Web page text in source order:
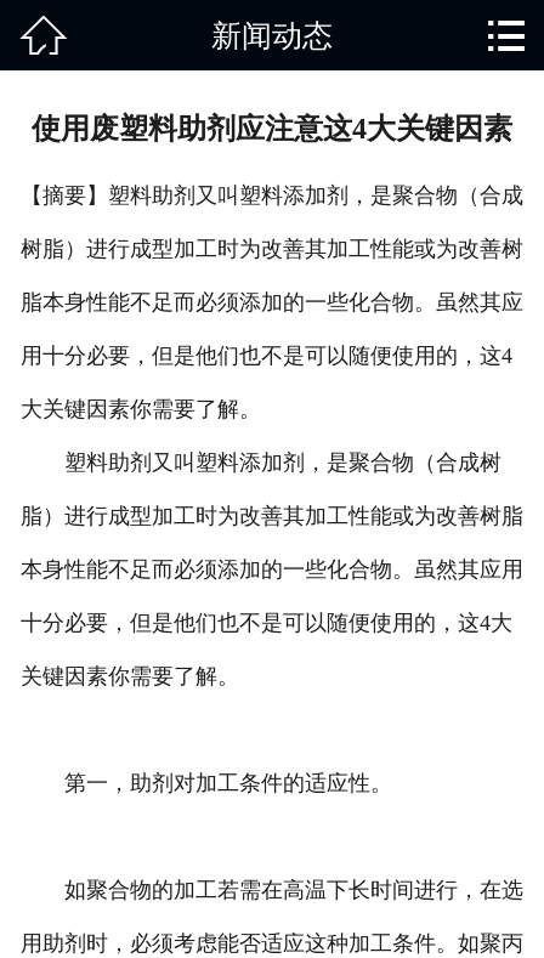
免责说明
 新闻动态 
使用废塑料助剂应注意这4大关键因素
【摘要】塑料助剂又叫塑料添加剂，是聚合物（合成
树脂）进行成型加工时为改善其加工性能或为改善树
脂本身性能不足而必须添加的一些化合物。虽然其应
用十分必要，但是他们也不是可以随便使用的，这4
大关键因素你需要了解。
塑料助剂又叫塑料添加剂，是聚合物（合成树
脂）进行成型加工时为改善其加工性能或为改善树脂
本身性能不足而必须添加的一些化合物。虽然其应用
十分必要，但是他们也不是可以随便使用的，这4大
关键因素你需要了解。
第一，助剂对加工条件的适应性。
如聚合物的加工若需在高温下长时间进行，在选
用助剂时，必须考虑能否适应这种加工条件。如聚丙